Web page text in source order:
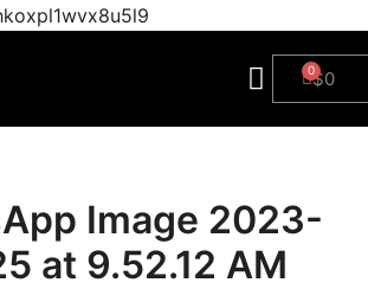
$0
Image 2023-
at 9.52.12 AM